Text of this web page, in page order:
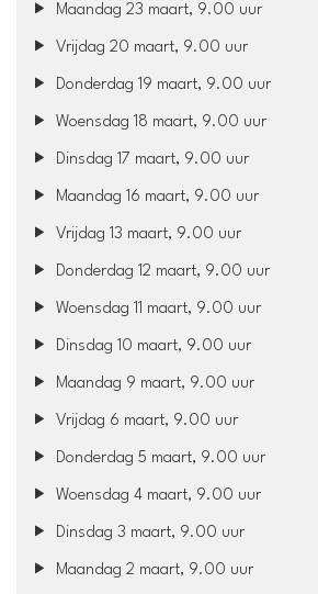
Maandag 23 maart, 9.00 uur
Vrijdag 20 maart, 9.00 uur
Donderdag 19 maart, 9.00 uur
Woensdag 18 maart, 9.00 uur
Dinsdag 17 maart, 9.00 uur
Maandag 16 maart, 9.00 uur
Vrijdag 13 maart, 9.00 uur
Donderdag 12 maart, 9.00 uur
Woensdag 11 maart, 9.00 uur
Dinsdag 10 maart, 9.00 uur
Maandag 9 maart, 9.00 uur
Vrijdag 6 maart, 9.00 uur
Donderdag 5 maart, 9.00 uur
Woensdag 4 maart, 9.00 uur
Dinsdag 3 maart, 9.00 uur
Maandag 2 maart, 9.00 uur